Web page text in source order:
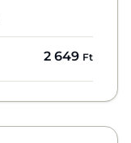
2 649 Ft